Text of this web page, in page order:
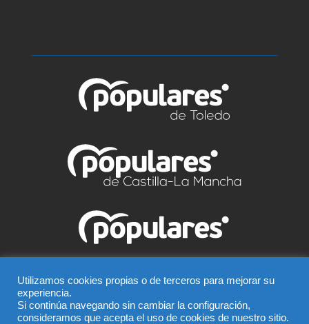
© Partido Popular de Talavera – C/ Greco, 2 BIS –
Entreplanta, 45600, Talavera de la Reina (Toledo),
Teléfono 925 815 362
Utilizamos cookies propias o de terceros para mejorar su
experiencia.
Si continúa navegando sin cambiar la configuración,
consideramos que acepta el uso de cookies de nuestro sitio.